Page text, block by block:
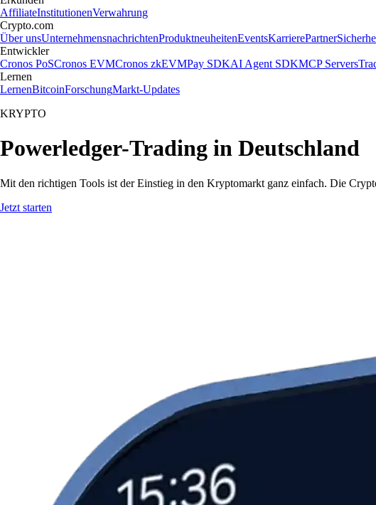
AffiliateInstitutionenVerwahrung
Crypto.com
Über unsUnternehmensnachrichtenProduktneuheitenEventsKarrierePartner
Entwickler
Cronos PoSCronos EVMCronos zkEVMPay SDKAI Agent SDKMCP Servers
Lernen
LernenBitcoinForschungMarkt-Updates
KRYPTO
Powerledger-Trading in Deutschland
Mit den richtigen Tools ist der Einstieg in den Kryptomarkt ganz einfach. Die
Jetzt starten